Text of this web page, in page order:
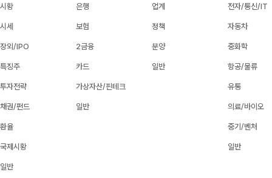
시황
시세
장외/IPO
특징주
투자전략
채권/펀드
환율
국제시황
일반
은행
보험
2금융
카드
가상자산/핀테크
일반
업계
정책
분양
일반
전자/통신/IT
자동차
중화학
항공/물류
유통
의료/바이오
중기/벤처
일반